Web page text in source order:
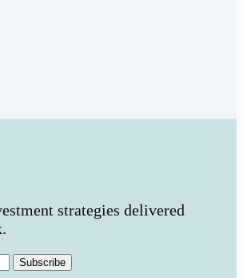
strategies delivered
Subscribe